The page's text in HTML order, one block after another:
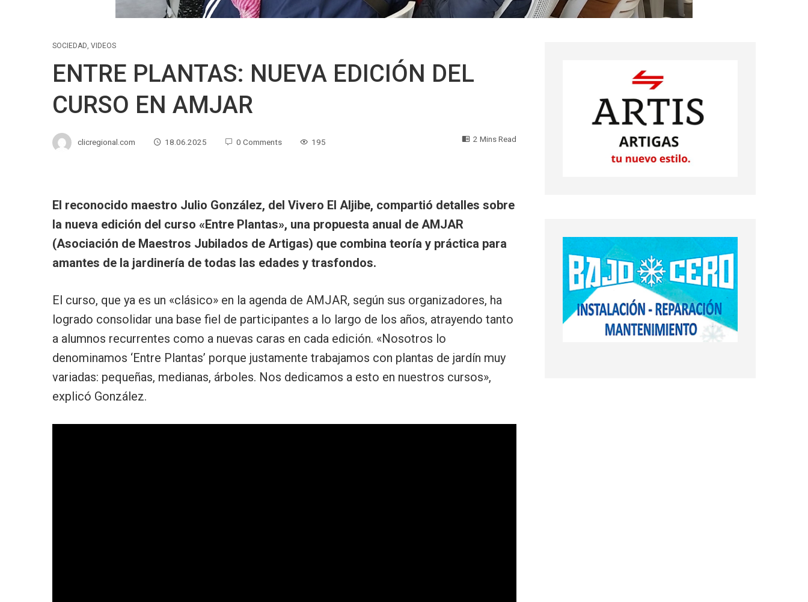
SOCIEDAD, VIDEOS
ENTRE PLANTAS: NUEVA EDICIÓN DEL
CURSO EN AMJAR
clicregional.com 18.06.2025 0 Comments 195 2 Mins Read
El reconocido maestro Julio González, del Vivero El Aljibe, compartió detalles sobre
la nueva edición del curso «Entre Plantas», una propuesta anual de AMJAR
(Asociación de Maestros Jubilados de Artigas) que combina teoría y práctica para
amantes de la jardinería de todas las edades y trasfondos.
El curso, que ya es un «clásico» en la agenda de AMJAR, según sus organizadores, ha
logrado consolidar una base fiel de participantes a lo largo de los años, atrayendo tanto
a alumnos recurrentes como a nuevas caras en cada edición. «Nosotros lo
denominamos ‘Entre Plantas’ porque justamente trabajamos con plantas de jardín muy
variadas: pequeñas, medianas, árboles. Nos dedicamos a esto en nuestros cursos»,
explicó González.